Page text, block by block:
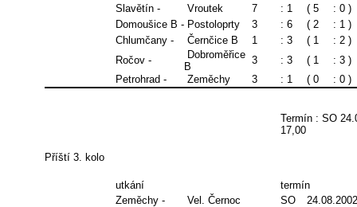
Slavětín -
Vroutek 7 : 1 ( 5
: 0 )
Domoušice B - Postoloprty 3 : 6 ( 2
: 1 )
Chlumčany -
Černčice B 1 : 3 ( 1
: 2 )
Ročov -
Dobroměřice
B
3 : 3 ( 1
: 3 )
Petrohrad -
Zeměchy 3 : 1 ( 0 : 0 )
Termín : SO
17,00
Příští 3. kolo
utkání
termín
Zeměchy -
Vel. Černoc SO
24.08.2002